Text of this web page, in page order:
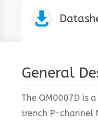

General
The QM0007D is
trench P-channel